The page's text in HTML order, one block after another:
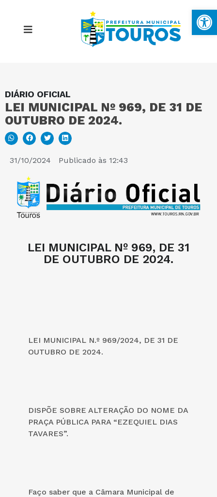
DIÁRIO OFICIAL
LEI MUNICIPAL Nº 969, DE 31 DE
OUTUBRO DE 2024.
31/10/2024 Publicado às 12:43
LEI MUNICIPAL Nº 969, DE 31
DE OUTUBRO DE 2024.
LEI MUNICIPAL N.º 969/2024, DE 31 DE
OUTUBRO DE 2024.
DISPÕE SOBRE ALTERAÇÃO DO NOME DA
PRAÇA PÚBLICA PARA “EZEQUIEL DIAS
TAVARES”.
Faço saber que a Câmara Municipal de
MAPA DO SITE
PORTAL DA TRANSPARÊNCIA
E-SIC
PERGUNTAS FREQUENTES